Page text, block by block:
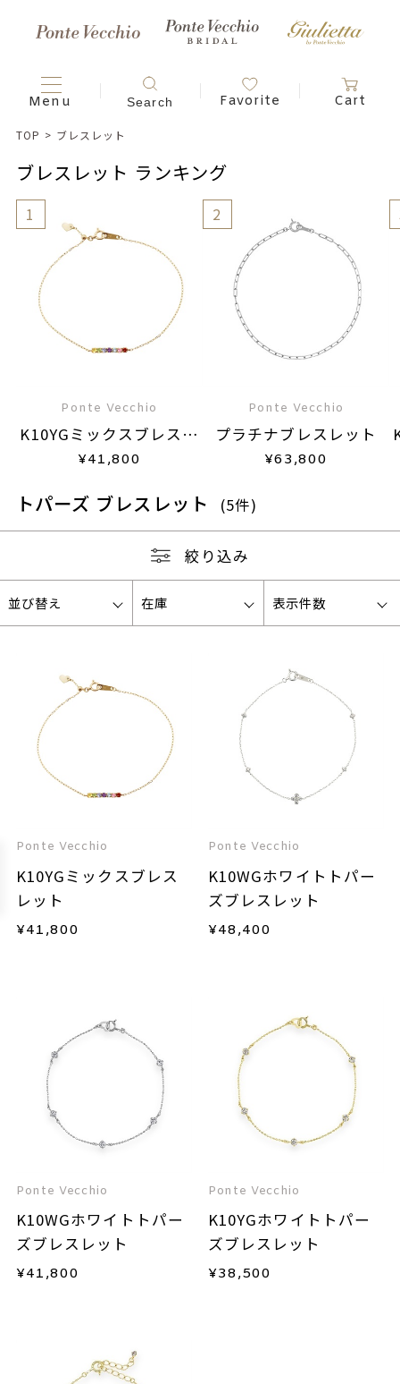
TOP > ブレスレット
ブレスレット ランキング
1
Ponte Vecchio
K10YGミックスブレスレ
ット
¥41,800
2
Ponte Vecchio
プラチナブレスレット
¥63,800
トパーズ ブレスレット (5件)
絞り込み
並び替え 在庫 表示件数
Ponte Vecchio
K10YGミックスブレス
レット
¥41,800
Ponte Vecchio
K10WGホワイトトパー
ズブレスレット
¥48,400
Ponte Vecchio
K10WGホワイトトパー
ズブレスレット
¥41,800
Ponte Vecchio
K10YGホワイトトパー
ズブレスレット
¥38,500